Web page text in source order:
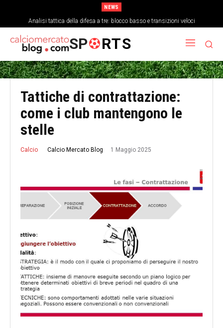
NEWS
Analisi tattica della difesa a tre: blocco basso e transizioni veloci
SP RTS
Tattiche di contrattazione:
come i club mantengono le
stelle
Calcio Calcio Mercato Blog 1 Maggio 2025